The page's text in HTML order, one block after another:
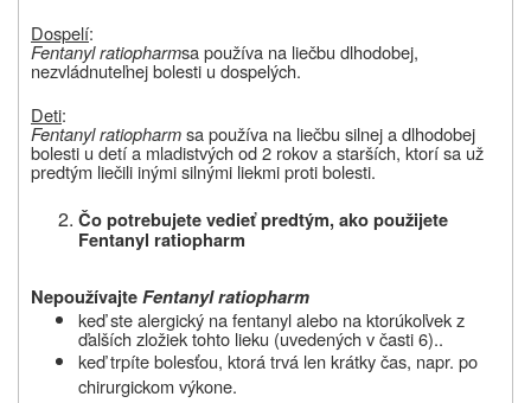
Dospelí:
Fentanyl ratiopharmsa používa na liečbu dlhodobej,
nezvládnuteľnej bolesti u dospelých.
Deti:
Fentanyl ratiopharmsa používa na liečbu silnej a dlhodobej
bolesti u detí a mladistvých od 2 rokov a starších, ktorí sa už
predtým liečili inými silnými liekmi proti bolesti.
Čo potrebujete vedieť predtým, ako použijete
Fentanyl ratiopharm
NepoužívajteFentanyl ratiopharm
keď ste alergický na fentanyl alebo na ktorúkoľvek z
ďalších zložiektohto lieku (uvedených v časti 6)..
keď trpíte bolesťou, ktorá trvá len krátky čas, napr. po
chirurgickom výkone.